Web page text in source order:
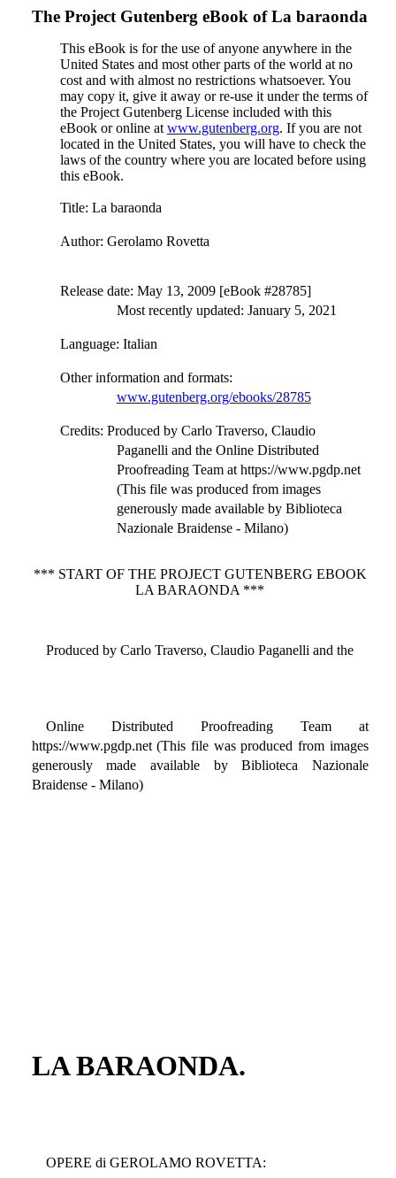
The Project Gutenberg eBook ofLa baraonda
This eBook is for the use of anyone anywhere in the
United States and most other parts of the world at no
cost and with almost no restrictions whatsoever. You
may copy it, give it away or re-use it under the terms of
the Project Gutenberg License included with this
eBook or online at www.gutenberg.org. If you are not
located in the United States, you will have to check the
laws of the country where you are located before using
this eBook.
Title: La baraonda
Author: Gerolamo Rovetta
Release date: May 13, 2009 [eBook #28785]
Most recently updated: January 5, 2021
Language: Italian
Other information and formats:
www.gutenberg.org/ebooks/28785
Credits: Produced by Carlo Traverso, Claudio
Paganelli and the Online Distributed
Proofreading Team at https://www.pgdp.net
(This file was produced from images
generously made available by Biblioteca
Nazionale Braidense - Milano)
*** START OF THE PROJECT GUTENBERG EBOOK
LA BARAONDA ***
Produced by Carlo Traverso, Claudio Paganelli and the
Online Distributed Proofreading Team at
https://www.pgdp.net (This file was produced from images
generously made available by Biblioteca Nazionale
Braidense - Milano)
LA BARAONDA.
OPERE di GEROLAMO ROVETTA: